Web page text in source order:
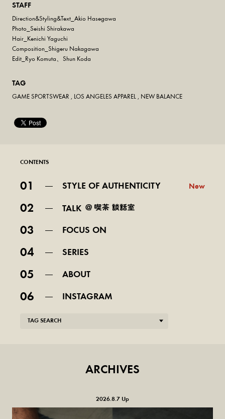
STAFF
Direction&Styling&Text_Akio Hasegawa
Photo_Seishi Shirakawa
Hair_Kenichi Yaguchi
Composition_Shigeru Nakagawa
Edit_Ryo Komuta、Shun Koda
TAG
GAME SPORTSWEAR , LOS ANGELES APPAREL, NEW BALANCE
CONTENTS
01 STYLE OF AUTHENTICITY New
02 TALK
03 FOCUS ON
04 SERIES
05 ABOUT
06 INSTAGRAM
TAG SEARCH
ARCHIVES
2026.8.7 Up